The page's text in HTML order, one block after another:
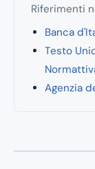
Riferimenti
Banca
Testo
Agenzia